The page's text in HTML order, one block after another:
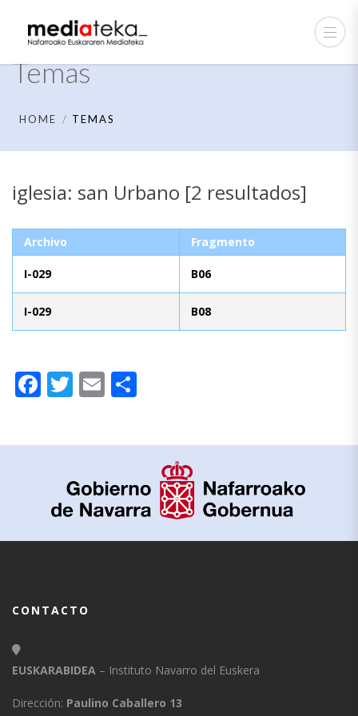
Temas
HOME TEMAS
iglesia: san Urbano [2 resultados]
Archivo Fragmento
I-029 B06
I-029 B08
Facebook
Twitter
Email
CONTACTO
EUSKARABIDEA – Instituto Navarro del Euskera
Dirección: Paulino Caballero 13